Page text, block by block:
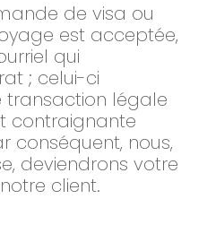
de visa ou
est acceptée,
qui
; celui-ci
transaction légale
contraignante
conséquent, nous,
deviendrons votre
client.